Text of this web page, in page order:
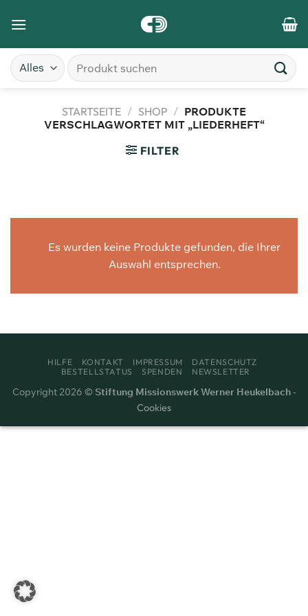
STARTSEITE / SHOP / PRODUKTE
VERSCHLAGWORTET MIT „LIEDERHEFT“
FILTER
Es wurden keine Produkte gefunden, die Ihrer
Auswahl entsprechen.
HILFE KONTAKT IMPRESSUM
DATENSCHUTZ
BESTELLSTATUS
SPENDEN NEWSLETTER
Copyright 2026 © Stiftung Missionswerk Werner Heukelbach-
Cookies